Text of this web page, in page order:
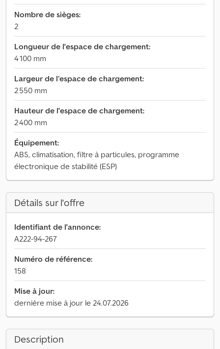
Nombre de sièges:
2
Longueur de l'espace de chargement:
4 100 mm
Largeur de l’espace de chargement:
2 550 mm
Hauteur de l'espace de chargement:
2 400 mm
Équipement:
ABS, climatisation, filtre à particules, programme
électronique de stabilité (ESP)
Détails sur l'offre
Identifiant de l'annonce:
A222-94-267
Numéro de référence:
158
Mise à jour:
dernière mise à jour le 24.07.2026
Description